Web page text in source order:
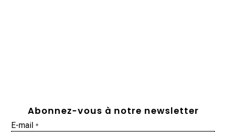
Abonnez-vous à notre newsletter
E-mail*